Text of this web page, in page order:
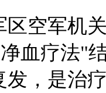
区空军机
血疗法"
，是治